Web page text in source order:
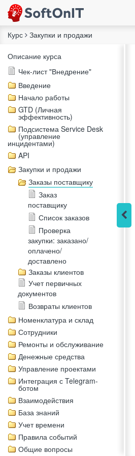
Курс
Закупки и продажи
Описание курса
Чек-лист "Внедрение"
Введение
Начало работы
GTD (Личная
эффективность)
Подсистема Service Desk
(управление
инцидентами)
API
Закупки и продажи
Заказы поставщику
Заказ
поставщику
Список заказов
Проверка
закупки: заказано/
оплачено/
доставлено
Заказы клиентов
Учет первичных
документов
Возвраты клиентов
Номенклатура и склад
Сотрудники
Ремонты и обслуживание
Денежные средства
Управление проектами
Интеграция с Telegram-
ботом
Взаимодействия
База знаний
Учет времени
Правила событий
Общие вопросы